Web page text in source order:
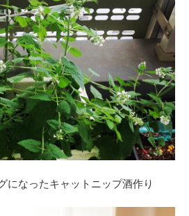
になったキャットニップ酒作り